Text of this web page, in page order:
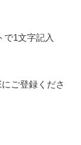
で1文字記入
ご登録くださ